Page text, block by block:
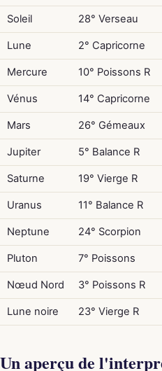
Soleil 28° Verseau
Lune 2° Capricorne
Mercure 10° Poissons R
Vénus 14° Capricorne
Mars 26° Gémeaux
Jupiter 5° Balance R
Saturne 19° Vierge R
Uranus 11° Balance R
Neptune 24° Scorpion
Pluton 7° Poissons
Nœud Nord 3° Poissons R
Lune noire 23° Vierge R
Un aperçu de